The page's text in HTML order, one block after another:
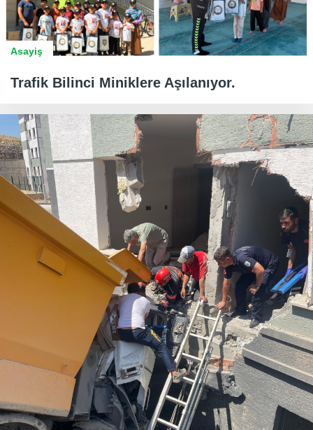
Asayiş
Trafik Bilinci Miniklere Aşılanıyor.